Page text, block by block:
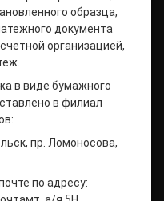
образца,
документа
организацией,
в виде бумажного
в филиал
пр. Ломоносова,
по адресу: